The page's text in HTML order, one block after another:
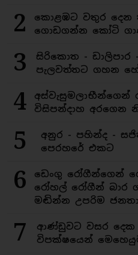
2
කොළඹට වතුර
ගොඩගන්න කෝටි
3
සිරිකොත -
පැලවත්තට ගහන
4
අස්වැසුමලාභීන්ගෙන්
විසිපන්දාහ අරගෙන
5
අනුර - පහින්ද -
පෙරහරේ එකට
6
ඩෙංගු රෝගීන්ගෙන්
රෝහල් රෝගීන් බාර
මඬින්න උපරිම
7
ආණ්ඩුවට වසර දෙක
විපක්ෂයෙන්